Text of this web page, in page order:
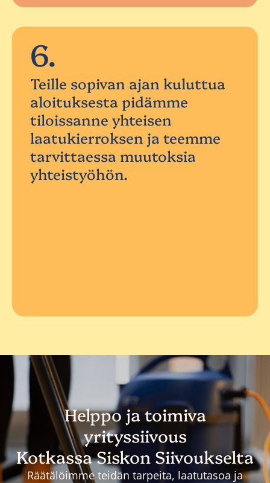
6.
Teille sopivan ajan kuluttua
aloituksesta pidämme
tiloissanne yhteisen
laatukierroksen ja teemme
tarvittaessa muutoksia
yhteistyöhön.
Helppo ja toimiva
yrityssiivous
Kotkassa Siskon Siivoukselta
Räätälöimme teidän tarpeita, laatutasoa ja